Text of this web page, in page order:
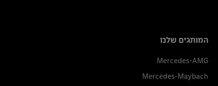
המותגים שלנו
Mercedes-AMG
Mercedes-Maybach